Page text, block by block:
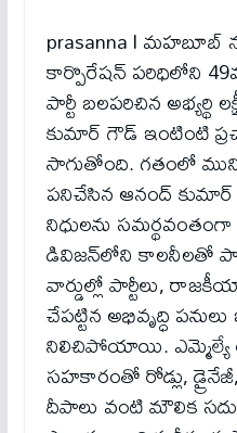
prasanna l మహబూబ్
కార్పొరేషన్ పరిధిలోని
పార్టీ బలపరిచిన అభ్యర్థి
కుమార్ గౌడ్ ఇంటింటి
సాగుతోంది. గతంలో
పనిచేసిన ఆనంద్
నిధులను
డివిజన్‌లోని కాలనీలతో
వార్డుల్లో పార్టీలు,
చేపట్టిన అభివృద్ధి
నిలిచిపోయాయి. ఎమ్మెల్యే
సహకారంతో రోడ్లు,
దీపాలు వంటి మౌలిక